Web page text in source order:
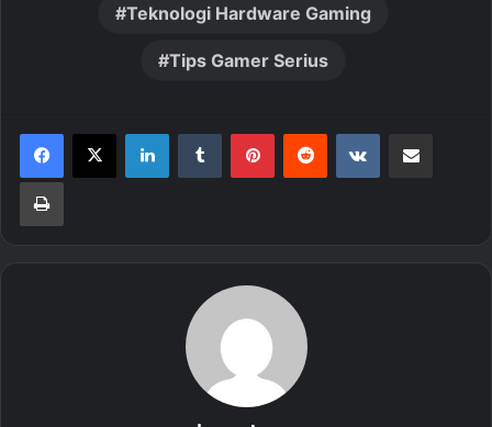
Teknologi Hardware Gaming
Tips Gamer Serius
LinkedInTumblr PinterestReddit VKontakte
Print